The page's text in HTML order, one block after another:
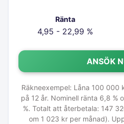
Ränta
4,95 - 22,99 %
ANSÖK
Räkneexempel: Låna 100 000
på 12 år. Nominell ränta 6,8 %
%. Totalt att återbetala: 147
om 1 023 kr per månad).